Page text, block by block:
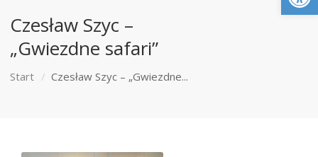
Czesław Szyc –
„Gwiezdne safari”
Start Czesław Szyc – „Gwiezdne...